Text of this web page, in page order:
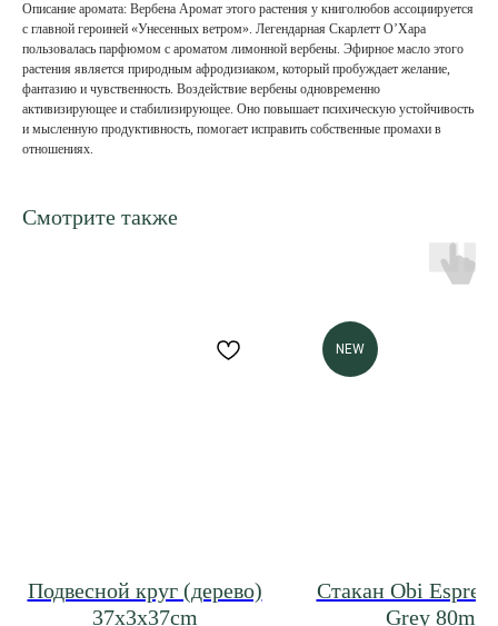
Описание аромата: Вербена Аромат этого растения у книголюбов ассоциируется
с главной героиней «Унесенных ветром». Легендарная Скарлетт О’Хара
пользовалась парфюмом с ароматом лимонной вербены. Эфирное масло этого
растения является природным афродизиаком, который пробуждает желание,
фантазию и чувственность. Воздействие вербены одновременно
активизирующее и стабилизирующее. Оно повышает психическую устойчивость
и мысленную продуктивность, помогает исправить собственные промахи в
отношениях.
Смотрите также
Подвесной круг (дерево)
37x3x37cm
NEW
Стакан Obi
Grey 80ml